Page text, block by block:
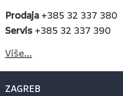
Prodaja +385 32 337 380
Servis +385 32 337 390
Više...
ZAGREB